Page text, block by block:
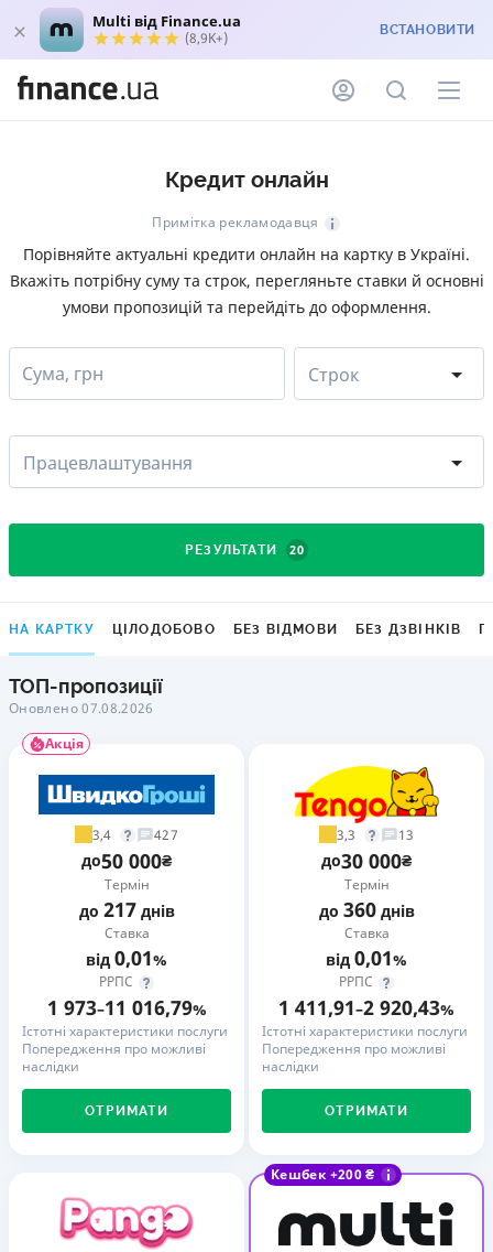
Multi від Finance.ua
(8,9K+) ВСТАНОВИТИ
Кредит онлайн
Примітка рекламодавця
Порівняйте актуальні кредити онлайн на картку в Україні.
Вкажіть потрібну суму та строк, перегляньте ставки й основні
умови пропозицій та перейдіть до оформлення.
Сума, грн Строк
Працевлаштування
РЕЗУЛЬТАТИ 20
НА КАРТКУ ЦІЛОДОБОВО БЕЗ ВІДМОВИ БЕЗ ДЗВІНКІВ
ТОП-пропозиції
Оновлено 07.08.2026
Акція
3,4 427
до50 000₴
Термін
до 217днів
Ставка
від 0,01%
РРПС
1 973–11 016,79%
Істотні характеристики послуги
Попередження про можливі
наслідки
ОТРИМАТИ
3,3 13
до30 000₴
Термін
до 360днів
Ставка
від 0,01%
РРПС
1 411,91–2 920,43%
Істотні характеристики послуги
Попередження про можливі
наслідки
ОТРИМАТИ
Кешбек +200 ₴